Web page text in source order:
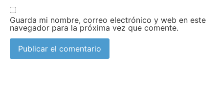
Guarda mi nombre, correo electrónico y web en este
navegador para la próxima vez que comente.